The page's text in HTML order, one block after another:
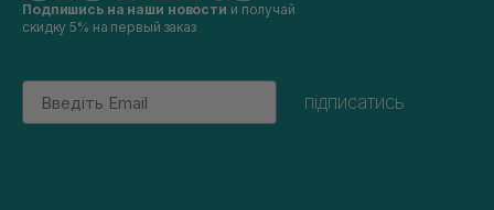
Подпишись на наши новости и получай
скидку 5% на первый заказ
Email
підписатись